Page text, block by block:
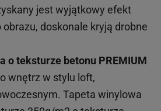
jest wyjątkowy efekt
doskonale kryją drobne
oteksturze betonu PREMIUM
wnętrz w stylu loft,
Tapeta winylowa